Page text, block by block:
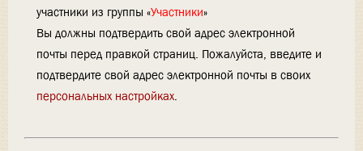
участники из группы «Участники»
Вы должны подтвердить свой адрес электронной
почты перед правкой страниц. Пожалуйста, введите и
подтвердите свой адрес электронной почты в своих
персональных настройках.